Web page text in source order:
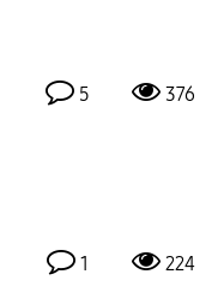
5 376
1 224